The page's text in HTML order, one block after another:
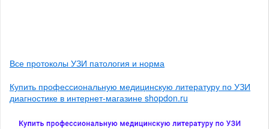
Все протоколы УЗИ патология и норма
Купить профессиональную медицинскую литературу по УЗИ
диагностике в интернет-магазине shopdon.ru